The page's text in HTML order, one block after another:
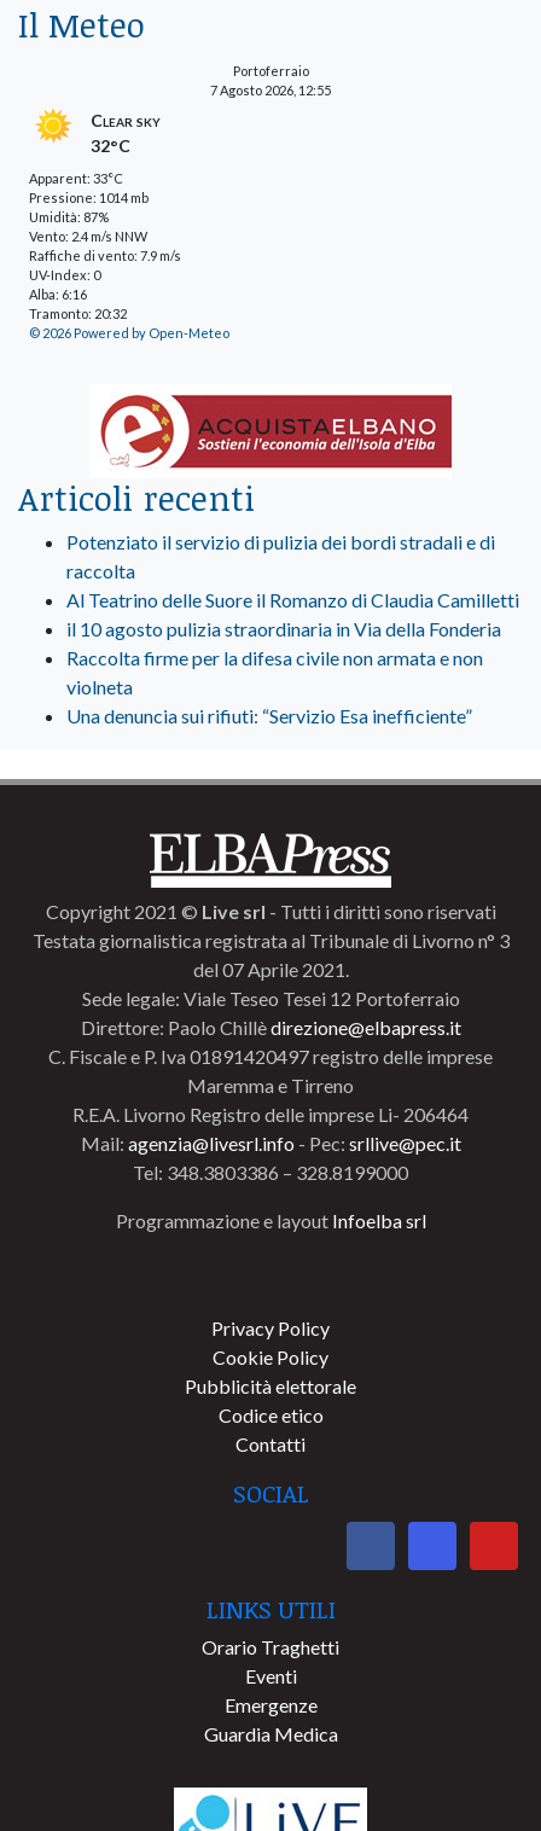
Il Meteo
Portoferraio
7 Agosto 2026, 12:55
Clear sky
32°C
Apparent: 33°C
Pressione: 1014 mb
Umidità: 87%
Vento: 2.4 m/s NNW
Raffiche di vento: 7.9 m/s
UV-Index: 0
Alba: 6:16
Tramonto: 20:32
© 2026 Powered by Open-Meteo
Articoli recenti
Potenziato il servizio di pulizia dei bordi stradali e di
raccolta
Al Teatrino delle Suore il Romanzo di Claudia Camilletti
il 10 agosto pulizia straordinaria in Via della Fonderia
Raccolta firme per la difesa civile non armata e non
violneta
Una denuncia sui rifiuti: “Servizio Esa inefficiente”
Copyright 2021 © Live srl - Tutti i diritti sono riservati
Testata giornalistica registrata al Tribunale di Livorno n° 3
del 07 Aprile 2021.
Sede legale: Viale Teseo Tesei 12 Portoferraio
Direttore: Paolo Chillèdirezione@elbapress.it
C. Fiscale e P. Iva 01891420497 registro delle imprese
Maremma e Tirreno
R.E.A. Livorno Registro delle imprese Li- 206464
Mail: agenzia@livesrl.info - Pec: srllive@pec.it
Tel: 348.3803386 – 328.8199000
Programmazione e layout Infoelba srl
Privacy Policy
Cookie Policy
Pubblicità elettorale
Codice etico
Contatti
SOCIAL
LINKS UTILI
Orario Traghetti
Eventi
Emergenze
Guardia Medica